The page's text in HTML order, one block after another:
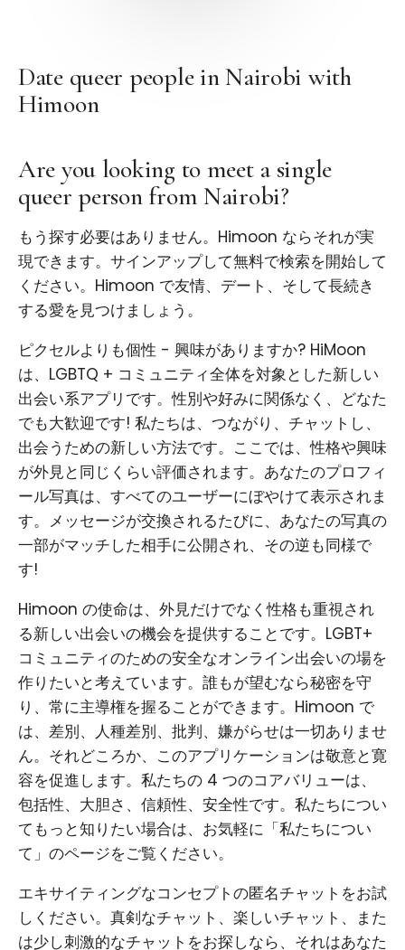
Date queer people in Nairobi with
Himoon
Are you looking to meet a single
queer person from Nairobi?
もう探す必要はありません。Himoon ならそれが実
現できます。サインアップして無料で検索を開始して
ください。Himoon で友情、デート、そして長続き
する愛を見つけましょう。
ピクセルよりも個性 - 興味がありますか? HiMoon
は、LGBTQ + コミュニティ全体を対象とした新しい
出会い系アプリです。性別や好みに関係なく、どなた
でも大歓迎です! 私たちは、つながり、チャットし、
出会うための新しい方法です。ここでは、性格や興味
が外見と同じくらい評価されます。あなたのプロフィ
ール写真は、すべてのユーザーにぼやけて表示されま
す。メッセージが交換されるたびに、あなたの写真の
一部がマッチした相手に公開され、その逆も同様で
す!
Himoon の使命は、外見だけでなく性格も重視され
る新しい出会いの機会を提供することです。LGBT+
コミュニティのための安全なオンライン出会いの場を
作りたいと考えています。誰もが望むなら秘密を守
り、常に主導権を握ることができます。Himoon で
は、差別、人種差別、批判、嫌がらせは一切ありませ
ん。それどころか、このアプリケーションは敬意と寛
容を促進します。私たちの 4 つのコアバリューは、
包括性、大胆さ、信頼性、安全性です。私たちについ
てもっと知りたい場合は、お気軽に「私たちについ
て」のページをご覧ください。
エキサイティングなコンセプトの匿名チャットをお試
しください。真剣なチャット、楽しいチャット、また
は少し刺激的なチャットをお探しなら、それはあなた